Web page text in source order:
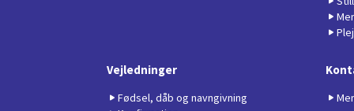
Vejledninger
Fødsel, dåb og navngivning